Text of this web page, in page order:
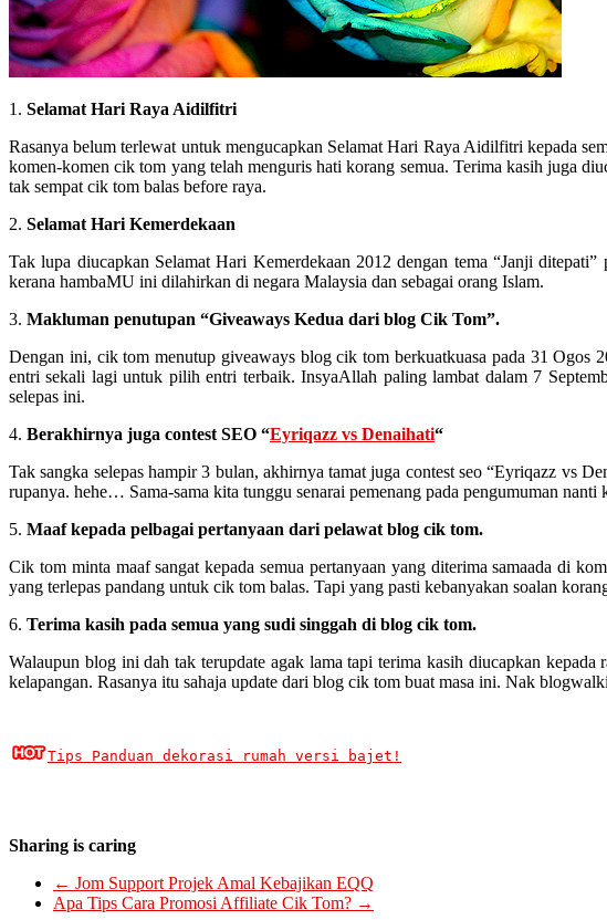
1. Selamat Hari Raya Aidilfitri
Rasanya belum terlewat untuk mengucapkan Selamat Hari Raya Aidilfitri kepada
komen-komen cik tom yang telah menguris hati korang semua. Terima kasih juga
tak sempat cik tom balas before raya.
2. Selamat Hari Kemerdekaan
Tak lupa diucapkan Selamat Hari Kemerdekaan 2012 dengan tema “Janji
kerana hambaMU ini dilahirkan di negara Malaysia dan sebagai orang Islam.
3. Makluman penutupan “Giveaways Kedua dari blog Cik Tom”.
Dengan ini, cik tom menutup giveaways blog cik tom berkuatkuasa pada 31 Ogos
entri sekali lagi untuk pilih entri terbaik. InsyaAllah paling lambat dalam 7
selepas ini.
4. Berakhirnya juga contest SEO “Eyriqazz vs Denaihati“
Tak sangka selepas hampir 3 bulan, akhirnya tamat juga contest seo “Eyriqazz vs
rupanya. hehe… Sama-sama kita tunggu senarai pemenang pada pengumuman
5. Maaf kepada pelbagai pertanyaan dari pelawat blog cik tom.
Cik tom minta maaf sangat kepada semua pertanyaan yang diterima samaada di
yang terlepas pandang untuk cik tom balas. Tapi yang pasti kebanyakan soalan
6. Terima kasih pada semua yang sudi singgah di blog cik tom.
Walaupun blog ini dah tak terupdate agak lama tapi terima kasih diucapkan
kelapangan. Rasanya itu sahaja update dari blog cik tom buat masa ini. Nak
Tips Panduan dekorasi rumah versi bajet!
Sharing is caring
← Jom Support Projek Amal Kebajikan EQQ
Apa Tips Cara Promosi Affiliate Cik Tom? →